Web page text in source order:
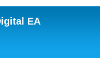
EA